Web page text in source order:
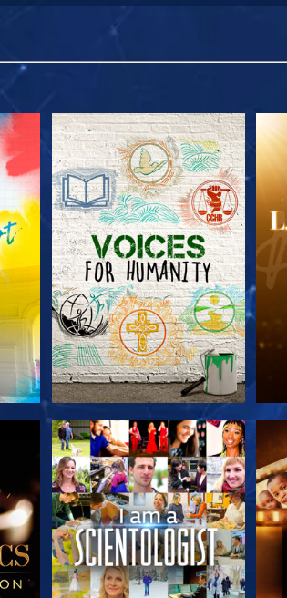
SERIE ENTDECKEN